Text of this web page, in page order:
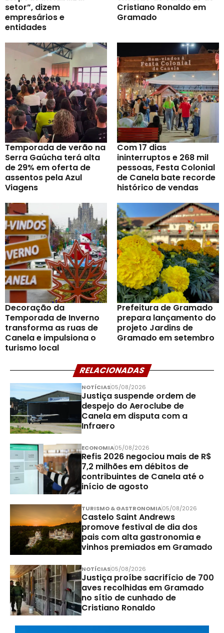
setor”, dizem
empresários e
entidades
Cristiano Ronaldo em
Gramado
Temporada de verão na
Serra Gaúcha terá alta
de 29% em oferta de
assentos pela Azul
Viagens
Com 17 dias
ininterruptos e 268 mil
pessoas, Festa Colonial
de Canela bate recorde
histórico de vendas
Decoração da
Temporada de Inverno
transforma as ruas de
Canela e impulsiona o
turismo local
Prefeitura de Gramado
prepara lançamento do
projeto Jardins de
Gramado em setembro
RELACIONADAS
NOTÍCIAS05/08/2026
Justiça suspende ordem de
despejo do Aeroclube de
Canela em disputa com a
Infraero
ECONOMIA05/08/2026
Refis 2026 negociou mais de R$
7,2 milhões em débitos de
contribuintes de Canela até o
início de agosto
TURISMO & GASTRONOMIA05/08/2026
Castelo Saint Andrews
promove festival de dia dos
pais com alta gastronomia e
vinhos premiados em Gramado
NOTÍCIAS05/08/2026
Justiça proíbe sacrifício de 700
aves recolhidas em Gramado
no sítio de cunhado de
Cristiano Ronaldo